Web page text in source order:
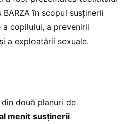
în scopul susținerii
copilului, a prevenirii
a exploatării sexuale.
două planuri de
menit susținerii